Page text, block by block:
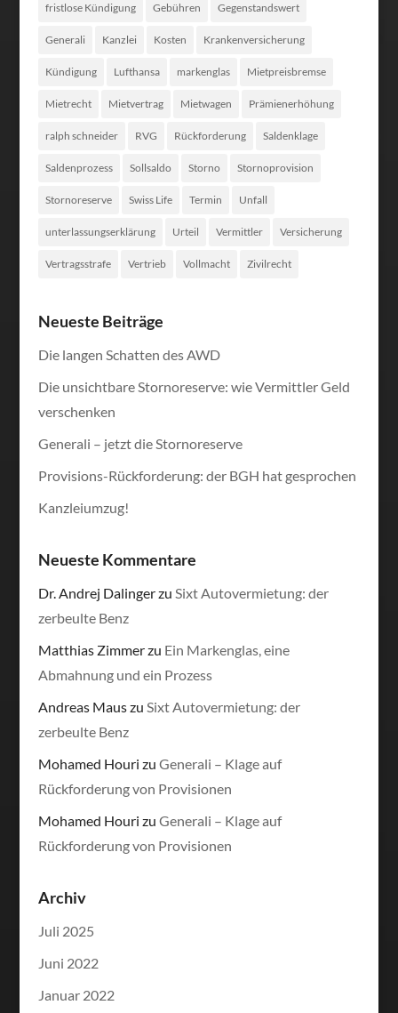
fristlose Kündigung Gebühren Gegenstandswert
Generali Kanzlei Kosten Krankenversicherung
Kündigung Lufthansa markenglas Mietpreisbremse
Mietrecht Mietvertrag Mietwagen Prämienerhöhung
ralph schneider RVG Rückforderung Saldenklage
Saldenprozess Sollsaldo Storno Stornoprovision
Stornoreserve Swiss Life Termin Unfall
unterlassungserklärung Urteil Vermittler Versicherung
Vertragsstrafe Vertrieb Vollmacht Zivilrecht
Neueste Beiträge
Die langen Schatten des AWD
Die unsichtbare Stornoreserve: wie Vermittler Geld
verschenken
Generali – jetzt die Stornoreserve
Provisions-Rückforderung: der BGH hat gesprochen
Kanzleiumzug!
Neueste Kommentare
Dr. Andrej Dalingerzu Sixt Autovermietung: der
zerbeulte Benz
Matthias Zimmerzu Ein Markenglas, eine
Abmahnung und ein Prozess
Andreas Mauszu Sixt Autovermietung: der
zerbeulte Benz
Mohamed Houri zu Generali – Klage auf
Rückforderung von Provisionen
Mohamed Houri zu Generali – Klage auf
Rückforderung von Provisionen
Archiv
Juli 2025
Juni 2022
Januar 2022